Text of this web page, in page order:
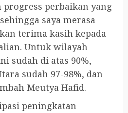
perbaikan yang
saya merasa
terima kasih kepada
Untuk wilayah
sudah di atas 90%,
sudah 97-98%, dan
Meutya Hafid.
peningkatan